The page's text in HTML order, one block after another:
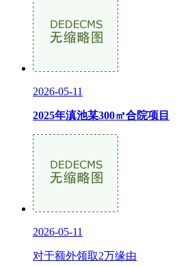
2026-05-11
2025年滇池某300㎡合院项目
2026-05-11
对于额外领取2万缘由